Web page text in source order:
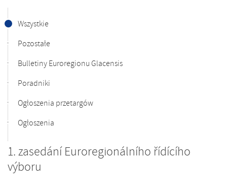
Wszystkie
Pozostałe
Bulletiny Euroregionu Glacensis
Poradniki
Ogłoszenia przetargów
Ogłoszenia
1. zasedání Euroregionálního řídícího
výboru